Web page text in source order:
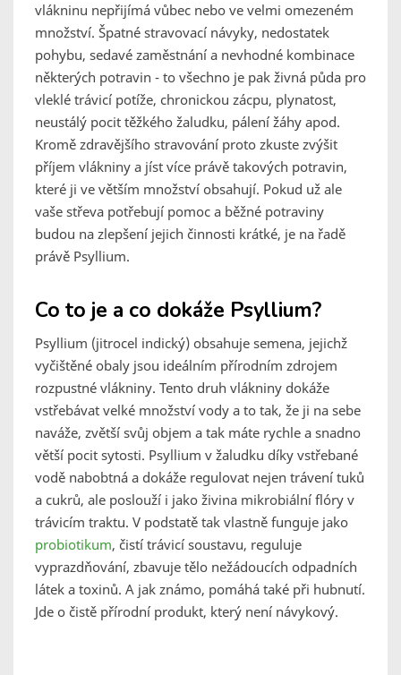
vlákninu nepřijímá vůbec nebo ve velmi omezeném
množství. Špatné stravovací návyky, nedostatek
pohybu, sedavé zaměstnání a nevhodné kombinace
některých potravin - to všechno je pak živná půda pro
vleklé trávicí potíže, chronickou zácpu, plynatost,
neustálý pocit těžkého žaludku, pálení žáhy apod.
Kromě zdravějšího stravování proto zkuste zvýšit
příjem vlákniny a jíst více právě takových potravin,
které ji ve větším množství obsahují. Pokud už ale
vaše střeva potřebují pomoc a běžné potraviny
budou na zlepšení jejich činnosti krátké, je na řadě
právě Psyllium.
Co to je a co dokáže Psyllium?
Psyllium (jitrocel indický) obsahuje semena, jejichž
vyčištěné obaly jsou ideálním přírodním zdrojem
rozpustné vlákniny. Tento druh vlákniny dokáže
vstřebávat velké množství vody a to tak, že ji na sebe
naváže, zvětší svůj objem a tak máte rychle a snadno
větší pocit sytosti. Psyllium v žaludku díky vstřebané
vodě nabobtná a dokáže regulovat nejen trávení tuků
a cukrů, ale poslouží i jako živina mikrobiální flóry v
trávicím traktu. V podstatě tak vlastně funguje jako
probiotikum, čistí trávicí soustavu, reguluje
vyprazdňování, zbavuje tělo nežádoucích odpadních
látek a toxinů. A jak známo, pomáhá také při hubnutí.
Jde o čistě přírodní produkt, který není návykový.